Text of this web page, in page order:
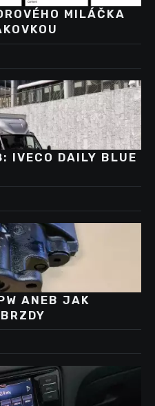
MILÁČKA
IVECO DAILY BLUE
ANEB JAK